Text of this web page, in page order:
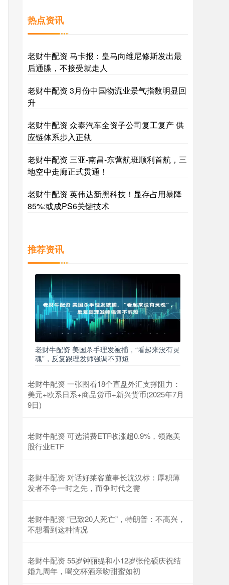
热点资讯
老财牛配资 马卡报：皇马向维尼修斯发出最
后通牒，不接受就走人
老财牛配资 3月份中国物流业景气指数明显回
升
老财牛配资 众泰汽车全资子公司复工复产 供
应链体系步入正轨
老财牛配资 三亚-南昌-东营航班顺利首航，三
地空中走廊正式贯通！
老财牛配资 英伟达新黑科技！显存占用暴降
85%:或成PS6关键技术
推荐资讯
老财牛配资 美国杀手理发被捕，“看起来没有灵
魂”，反复跟理发师强调不剪短
老财牛配资 一张图看18个直盘外汇支撑阻力：
美元+欧系日系+商品货币+新兴货币(2025年7月
9日)
老财牛配资 可选消费ETF收涨超0.9%，领跑美
股行业ETF
老财牛配资 对话好莱客董事长沈汉标：厚积薄
发者不争一时之先，而争时代之需
老财牛配资 “已致20人死亡”，特朗普：不高兴，
不想看到这种情况
老财牛配资 55岁钟丽缇和小12岁张伦硕庆祝结
婚九周年，喝交杯酒亲吻甜蜜如初